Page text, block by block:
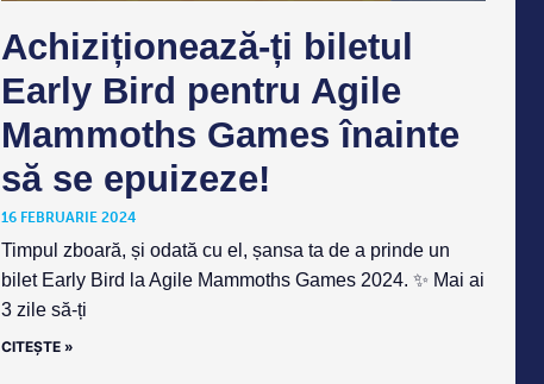
Achiziționează-ți biletul
Early Bird pentru Agile
Mammoths Games înainte
să se epuizeze!
16 FEBRUARIE 2024
Timpul zboară, și odată cu el, șansa ta de a prinde un
bilet Early Bird la Agile Mammoths Games 2024. ✨ Mai ai
3 zile să-ți
CITEȘTE »